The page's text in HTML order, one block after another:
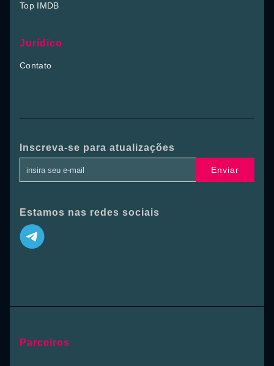
Top IMDB
Jurídico
Contato
Inscreva-se para atualizações
Enviar
Estamos nas redes sociais
Parceiros